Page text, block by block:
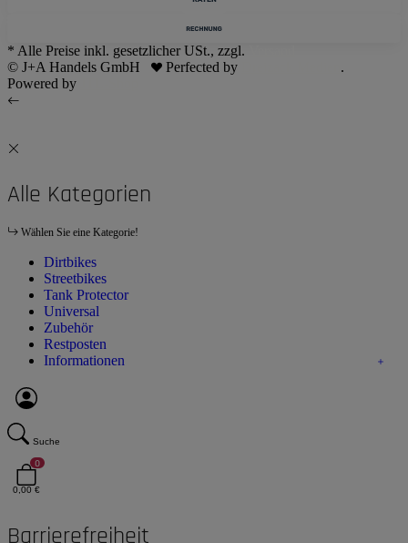
* Alle Preise inkl. gesetzlicher USt., zzgl.
© J+A Handels GmbH
Perfected by
.
Powered by
Alle Kategorien
Wählen Sie eine Kategorie!
Dirtbikes
Streetbikes
Tank Protector
Universal
Zubehör
Restposten
Informationen
Suche
0
0,00 €
Barrierefreiheit